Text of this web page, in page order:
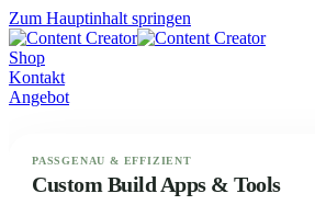
Zum Hauptinhalt springen
Shop
Kontakt
Angebot
PASSGENAU & EFFIZIENT
Custom Build Apps & Tools